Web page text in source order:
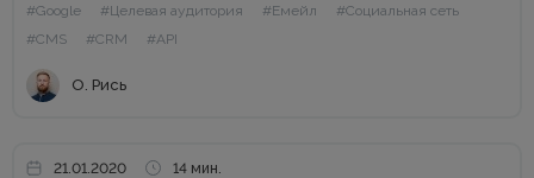
много инструментов для вашего маркетинга,...
#Google #Целевая аудитория #Емейл
#Социальная сеть
#CMS
#CRM #API
О. Рись
21.01.2020 14 мин.